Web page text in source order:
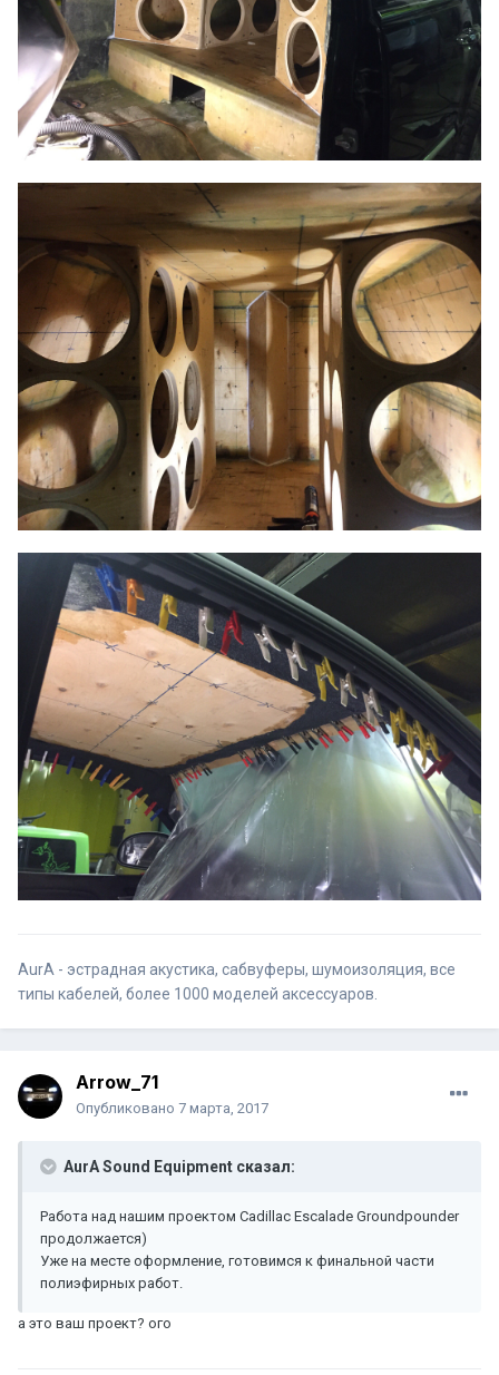
AurA - эстрадная акустика, сабвуферы, шумоизоляция, все
типы кабелей, более 1000 моделей аксессуаров.
Arrow_71
Опубликовано 7 марта, 2017
AurA Sound Equipment сказал:
Работа над нашим проектом Cadillac Escalade Groundpounder
продолжается)
Уже на месте оформление, готовимся к финальной части
полиэфирных работ.
а это ваш проект? ого